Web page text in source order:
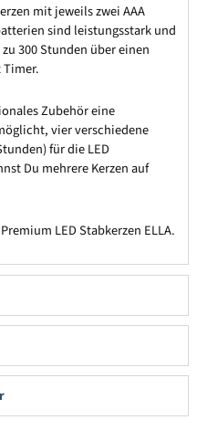
mit jeweils zwei AAA
sind leistungsstark und
300 Stunden über einen
Zubehör eine
vier verschiedene
für die LED
Du mehrere Kerzen auf
LED Stabkerzen ELLA.